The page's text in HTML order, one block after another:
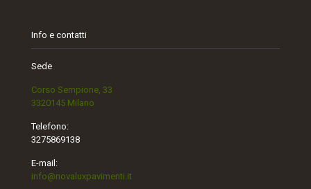
Info e contatti
Sede
Corso Sempione, 33
3320145 Milano
Telefono:
3275869138
E-mail:
info@novaluxpavimenti.it